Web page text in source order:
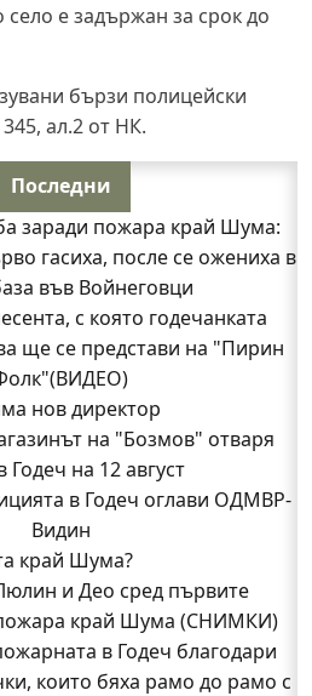
е задържан за срок до
бързи полицейски
ал.2 от НК.
Последни
заради пожара край Шума:
гасиха, после се ожениха в
във Войнеговци
с която годечанката
ще се представи на "Пирин
нов директор
на "Бозмов" отваря
Годеч на 12 август
в Годеч оглави ОДМВР-
Видин
край Шума?
и Део сред първите
край Шума (СНИМКИ)
в Годеч благодари
които бяха рамо до рамо с